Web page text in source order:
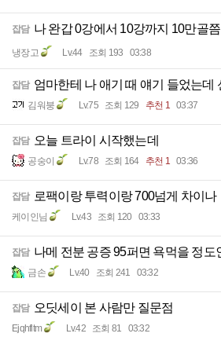
잡담 나 완갑 0강에서 10강까지 10만골
냉장고 Lv.44 조회 193 03:38
잡담 엄마한테 나 애기 때 얘기 들었는데
김워붕 Lv.75 조회 129 추천 1 03:37
잡담 오늘 트라이 시작했는데
공숭이 Lv.78 조회 164 추천 1 03:36
잡담 로팩이랑 투력이랑 700넘게 차이나
케이인님 Lv.43 조회 120 03:33
잡담 나메 전분 공증 95퍼면 욕먹을 정도
금손 Lv.40 조회 241 03:32
잡담 오딧세이 본 사람만 질문점
Ejqhfltm Lv.42 조회 81 03:32